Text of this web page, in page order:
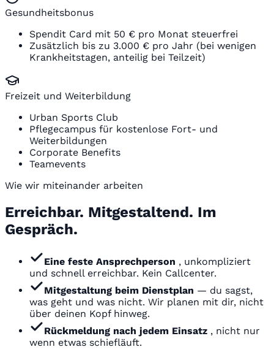
Gesundheitsbonus
Spendit Card mit 50 € pro Monat steuerfrei
Zusätzlich bis zu 3.000 € pro Jahr (bei wenigen
Krankheitstagen, anteilig bei Teilzeit)
Freizeit und Weiterbildung
Urban Sports Club
Pflegecampus für kostenlose Fort- und
Weiterbildungen
Corporate Benefits
Teamevents
Wie wir miteinander arbeiten
Erreichbar. Mitgestaltend. Im
Gespräch.
Eine feste Ansprechperson , unkompliziert
und schnell erreichbar. Kein Callcenter.
Mitgestaltung beim Dienstplan — du sagst,
was geht und was nicht. Wir planen mit dir, nicht
über deinen Kopf hinweg.
Rückmeldung nach jedem Einsatz , nicht nur
wenn etwas schiefläuft.